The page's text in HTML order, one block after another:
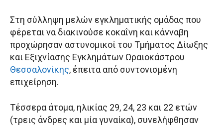
Στη σύλληψη μελών εγκληματικής ομάδας που
φέρεται να διακινούσε κοκαΐνη και κάνναβη
προχώρησαν αστυνομικοί του Τμήματος Δίωξης
και Εξιχνίασης Εγκλημάτων Ωραιοκάστρου
Θεσσαλονίκης, έπειτα από συντονισμένη
επιχείρηση.
Τέσσερα άτομα, ηλικίας 29, 24, 23 και 22 ετών
(τρεις άνδρες και μία γυναίκα), συνελήφθησαν